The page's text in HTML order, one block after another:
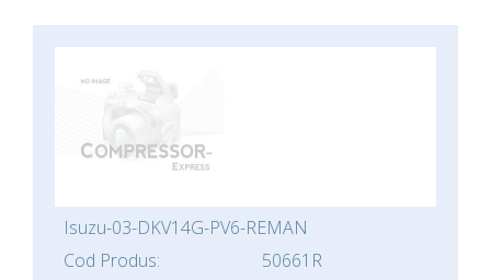
Isuzu-03-DKV14G-PV6-REMAN
Cod Produs:
50661R